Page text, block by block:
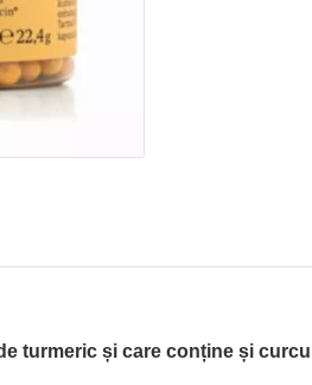
turmeric și care conține și